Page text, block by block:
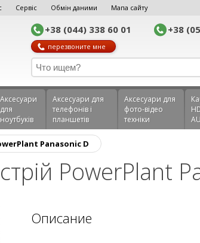
Сервіс Обмін даними Мапа сайту
+38 (044) 338 60 01 +38
перезвоните мне
Аксесуари
для
ноутбуків
Аксеcуари для
телефонів і
планшетів
Аксесуари для
фото-відео
техніки
Panasonic D
PowerPlant
Описание